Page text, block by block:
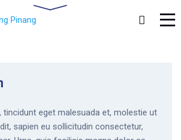
tincidunt eget malesuada et, molestie ut
sapien eu sollicitudin consectetur,